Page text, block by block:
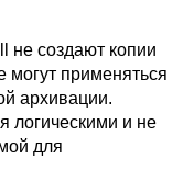
не создают копии
применяться
архивации.
логическими и не
для